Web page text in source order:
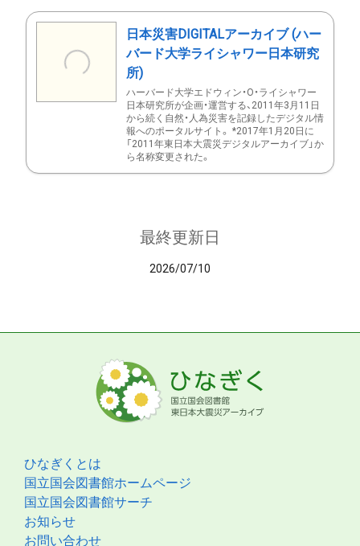
日本災害DIGITALアーカイブ (ハー
バード大学ライシャワー日本研究
所)
ハーバード大学エドウィン・O・ライシャワー
日本研究所が企画・運営する、2011年3月11日
から続く自然・人為災害を記録したデジタル情
報へのポータルサイト。 *2017年1月20日に
「2011年東日本大震災デジタルアーカイブ」か
ら名称変更された。
最終更新日
2026/07/10
ひなぎくとは
国立国会図書館ホームページ
国立国会図書館サーチ
お知らせ
お問い合わせ